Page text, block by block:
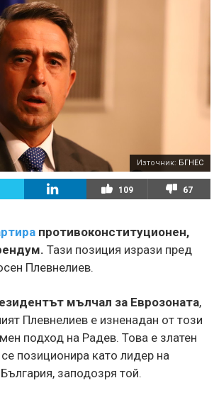
Източник: БГНЕС
109 67
противоконституционен,
Тази позиция изрази пред
Плевнелиев.
мълчал за Еврозоната,
Плевнелиев е изненадан от този
подход на Радев. Това е златен
позиционира като лидер на
заподозря той.